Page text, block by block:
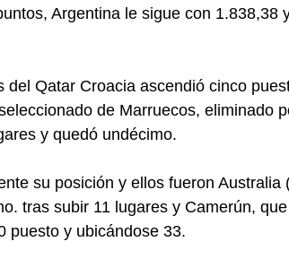
Argentina le sigue con 1.838,38
Qatar Croacia ascendió cinco
de Marruecos, eliminado
y quedó undécimo.
su posición y ellos fueron Australia
tras subir 11 lugares y Camerún,
puesto y ubicándose 33.